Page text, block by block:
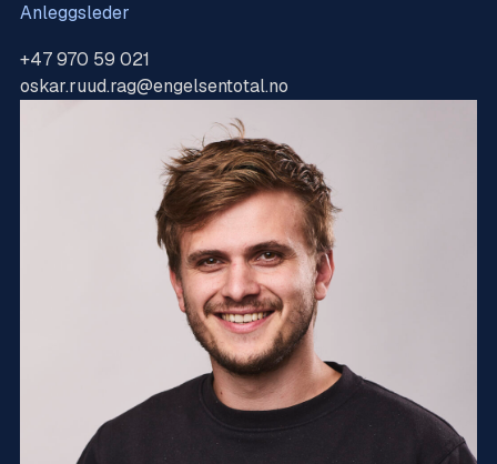
Anleggsleder
+47 970 59 021
oskar.ruud.rag@engelsentotal.no